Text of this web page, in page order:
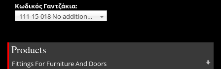
Κωδικός Γαντζάκια:
111-15-018 No additional charge
Products
Fittings For Furniture And Doors